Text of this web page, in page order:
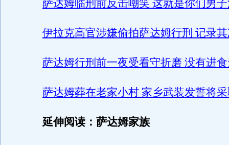
萨达姆临刑前反击嘲笑 这就是你们男
伊拉克高官涉嫌偷拍萨达姆行刑 记录
萨达姆行刑前一夜受看守折磨 没有进
萨达姆葬在老家小村 家乡武装发誓将
延伸阅读：萨达姆家族